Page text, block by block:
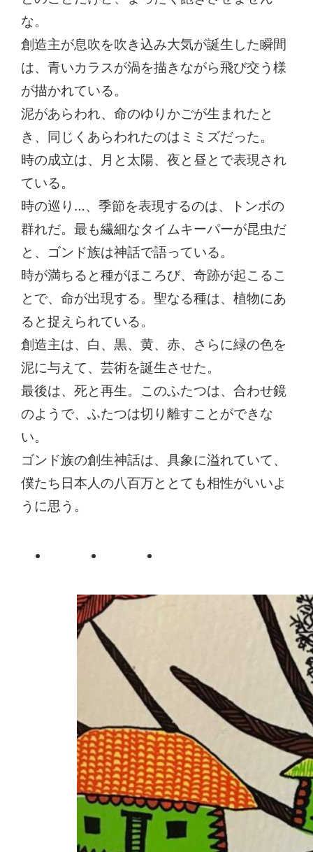
な。
創造主が息吹を吹き込み大気が誕生した瞬間
は、青いカラスが渦を描きながら飛び交う様
が描かれている。
泥があらわれ、命のゆりかごが生まれたと
き、同じくあらわれたのはミミズだった。
時の成立は、月と太陽、夜と昼とで表現され
ている。
時の巡り…、季節を表現するのは、トンボの
群れだ。最も繊細なタイムキーパーが昆虫だ
と、ゴンド族は神話で語っている。
時が満ちると種がほころび、奇跡が起こるこ
とで、命が出現する。聖なる種は、植物にあ
ると捉えられている。
創造主は、白、黒、黄、赤、さらに緑の色を
泥に与えて、芸術を誕生させた。
最後は、死と再生。このふたつは、合わせ鏡
のようで、ふたつは切り離すことができな
い。
ゴンド族の創生神話は、具象に溢れていて、
僕たち日本人の八百万ととても相性がいいよ
うに思う。